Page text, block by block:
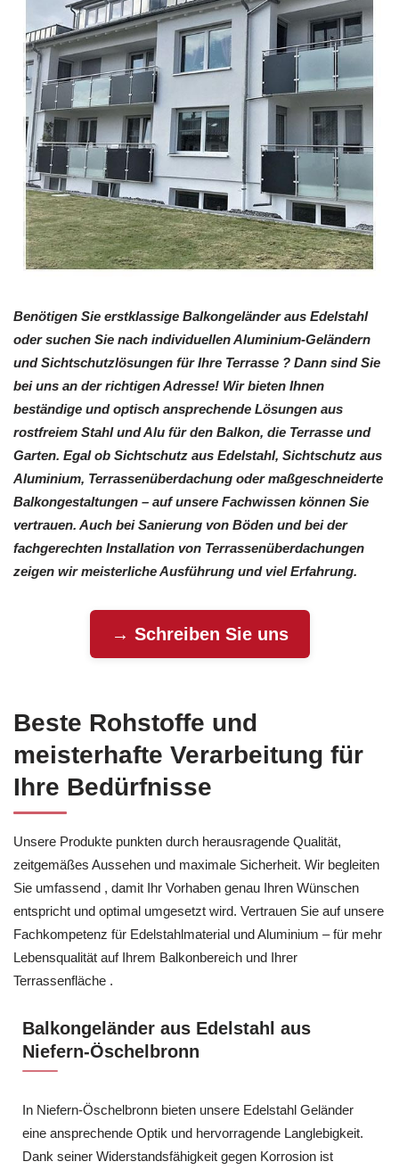
Benötigen Sie erstklassige Balkongeländer aus Edelstahl
oder suchen Sie nach individuellen Aluminium-Geländern
und Sichtschutzlösungen für Ihre Terrasse ? Dann sind Sie
bei uns an der richtigen Adresse! Wir bieten Ihnen
beständige und optisch ansprechende Lösungen aus
rostfreiem Stahl und Alu für den Balkon, die Terrasse und
Garten. Egal ob Sichtschutz aus Edelstahl, Sichtschutz aus
Aluminium, Terrassenüberdachung oder maßgeschneiderte
Balkongestaltungen – auf unsere Fachwissen können Sie
vertrauen. Auch bei Sanierung von Böden und bei der
fachgerechten Installation von Terrassenüberdachungen
zeigen wir meisterliche Ausführung und viel Erfahrung.
→ Schreiben Sie uns
Beste Rohstoffe und
meisterhafte Verarbeitung für
Ihre Bedürfnisse
Unsere Produkte punkten durch herausragende Qualität,
zeitgemäßes Aussehen und maximale Sicherheit. Wir begleiten
Sie umfassend , damit Ihr Vorhaben genau Ihren Wünschen
entspricht und optimal umgesetzt wird. Vertrauen Sie auf unsere
Fachkompetenz für Edelstahlmaterial und Aluminium – für mehr
Lebensqualität auf Ihrem Balkonbereich und Ihrer
Terrassenfläche .
Balkongeländer aus Edelstahl aus
Niefern-Öschelbronn
In Niefern-Öschelbronn bieten unsere Edelstahl Geländer
eine ansprechende Optik und hervorragende Langlebigkeit.
Dank seiner Widerstandsfähigkeit gegen Korrosion ist